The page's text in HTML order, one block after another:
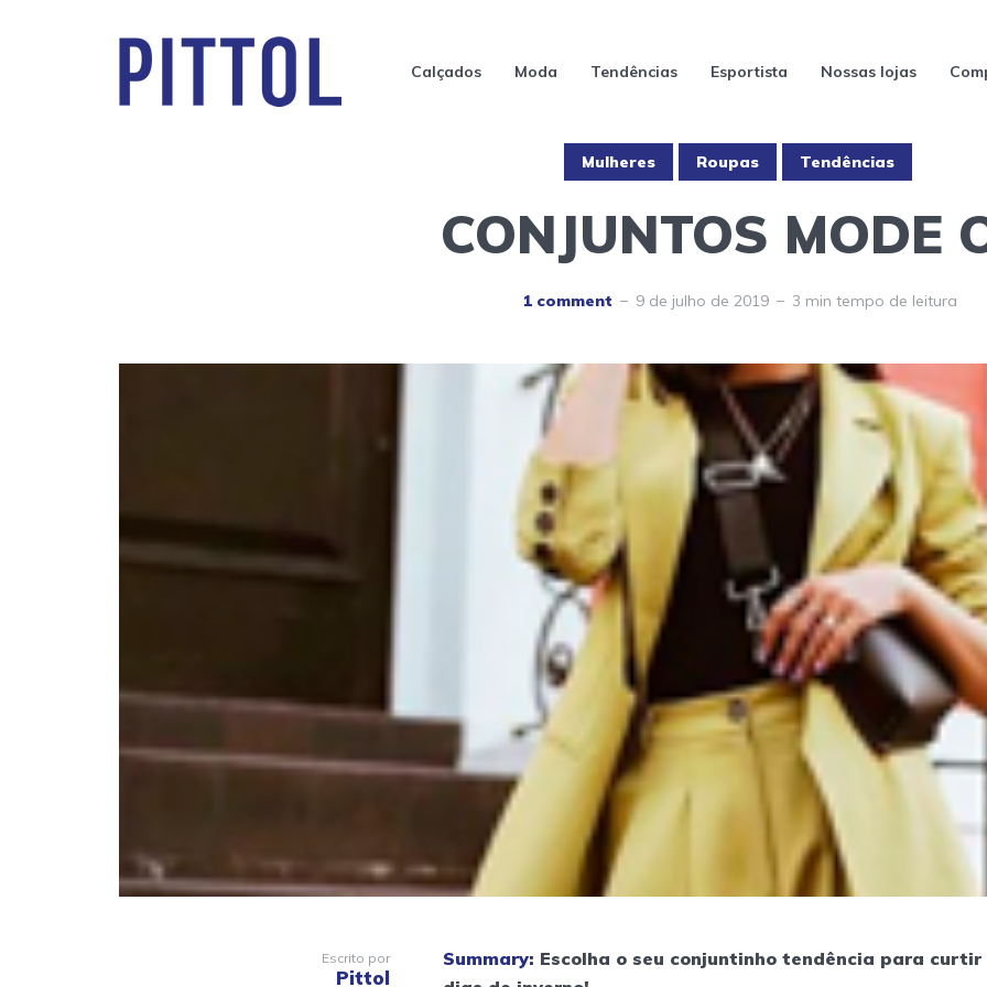
Calçados Moda Tendências Esportista Nossas lojas
Mulheres Roupas Tendências
CONJUNTOS MODE
1 comment 9 de julho de 2019 3 min tempo de leitura
Escrito por
Pittol
Summary: Escolha o seu conjuntinho tendência para curtir